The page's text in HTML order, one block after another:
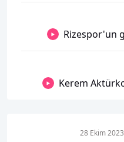
Rizespor'un
Kerem
28 Ekim